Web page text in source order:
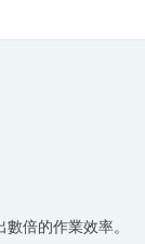
倍的作業效率。